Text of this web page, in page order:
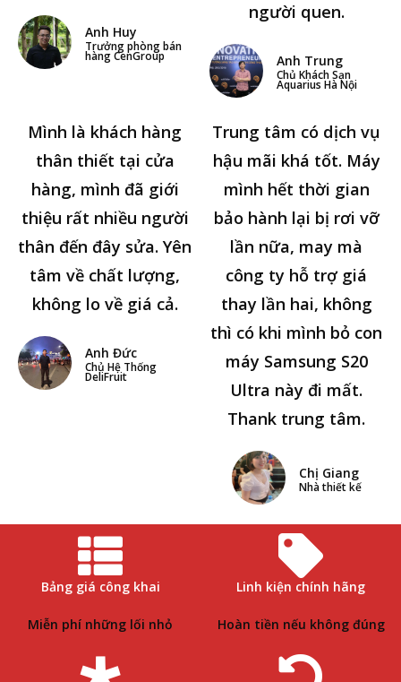
Anh Huy
Trưởng phòng bán
hàng CenGroup
người quen.
Anh Trung
Chủ Khách Sạn
Aquarius Hà Nội
Mình là khách hàng
thân thiết tại cửa
hàng, mình đã giới
thiệu rất nhiều người
thân đến đây sửa. Yên
tâm về chất lượng,
không lo về giá cả.
Anh Đức
Chủ Hệ Thống
DeliFruit
Trung tâm có dịch vụ
hậu mãi khá tốt. Máy
mình hết thời gian
bảo hành lại bị rơi vỡ
lần nữa, may mà
công ty hỗ trợ giá
thay lần hai, không
thì có khi mình bỏ con
máy Samsung S20
Ultra này đi mất.
Thank trung tâm.
Chị Giang
Nhà thiết kế
Bảng giá công khai
Miễn phí những lối nhỏ
Linh kiện chính hãng
Hoàn tiền nếu không đúng